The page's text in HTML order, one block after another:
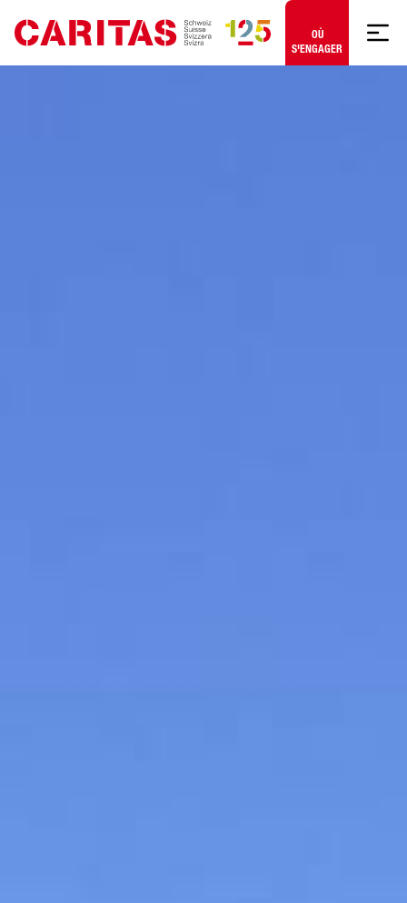
Aller au contenu
OÙ
S'ENGAGER